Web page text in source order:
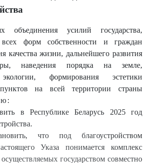
объединения усилий государства,
всех форм собственности и граждан
качества жизни, дальнейшего развития
наведения порядка на земле,
формирования эстетики
на всей территории страны
в Республике Беларусь 2025 год
что под благоустройством
Указа понимается комплекс
государством совместно